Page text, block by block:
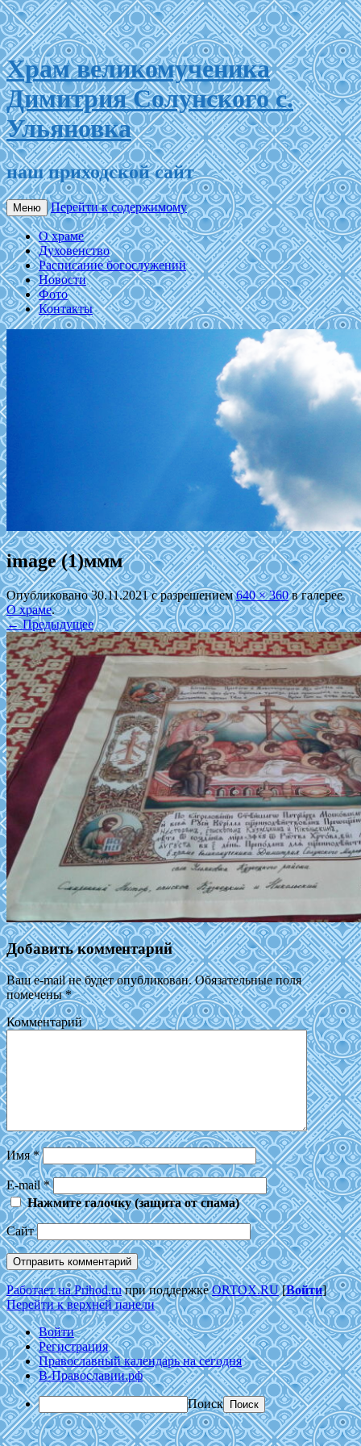
Храм великомученика
Димитрия Солунского с.
Ульяновка
наш приходской сайт
Меню Перейти к содержимому
О храме
Духовенство
Расписание богослужений
Новости
Фото
Контакты
image (1)ммм
Опубликовано30.11.2021с разрешением640 × 360в галерее
О храме.
← Предыдущее
Добавить комментарий
Ваш e-mail не будет опубликован.Обязательные поля
помечены*
Комментарий
Имя*
E-mail*
Нажмите галочку (защита от спама)
Сайт
Работает на Prihod.ruпри поддержкеORTOX.RU[Войти]
Перейти к верхней панели
Войти
Регистрация
Православный календарь на сегодня
В-Православии.рф
Поиск